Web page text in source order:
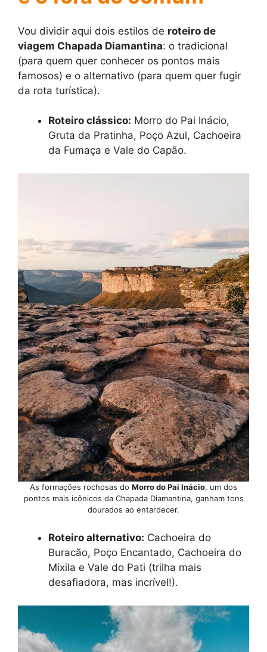
Vou dividir aqui dois estilos de roteiro de
viagem Chapada Diamantina: o tradicional
(para quem quer conhecer os pontos mais
famosos) e o alternativo (para quem quer fugir
da rota turística).
Roteiro clássico: Morro do Pai Inácio,
Gruta da Pratinha, Poço Azul, Cachoeira
da Fumaça e Vale do Capão.
As formações rochosas do Morro do Pai Inácio, um dos
pontos mais icônicos da Chapada Diamantina, ganham tons
dourados ao entardecer.
Roteiro alternativo: Cachoeira do
Buracão, Poço Encantado, Cachoeira do
Mixila e Vale do Pati (trilha mais
desafiadora, mas incrível!).